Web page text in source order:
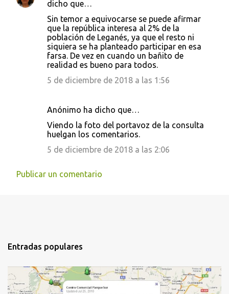
dicho que…
Sin temor a equivocarse se puede afirmar
que la república interesa al 2% de la
población de Leganés, ya que el resto ni
siquiera se ha planteado participar en esa
farsa. De vez en cuando un bañito de
realidad es bueno para todos.
5 de diciembre de 2018 a las 1:56
Anónimo ha dicho que…
Viendo la foto del portavoz de la consulta
huelgan los comentarios.
5 de diciembre de 2018 a las 2:06
Publicar un comentario
Entradas populares